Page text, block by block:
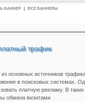
БАННЕР ВСЕ БАННЕРЫ
трафик
основных источников
в поисковых системах.
платную рекламу. В
обмена визитами